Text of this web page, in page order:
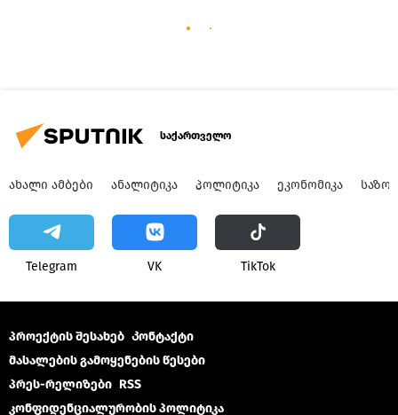
საქართველო
ᲐᲮᲐᲚᲘ ᲐᲛᲑᲔᲑᲘ ᲐᲜᲐᲚᲘᲢᲘᲙᲐ ᲞᲝᲚᲘᲢᲘᲙᲐ ᲔᲙᲝᲜᲝᲛᲘᲙᲐ
Telegram VK ТikТоk
პროექტის შესახებ Კონტაქტი
მასალების გამოყენების წესები
პრეს-რელიზები RSS
კონფიდენციალურობის პოლიტიკა